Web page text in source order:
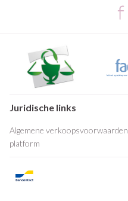
Juridische links
Algemene verkoopsvoorwaarden
platform